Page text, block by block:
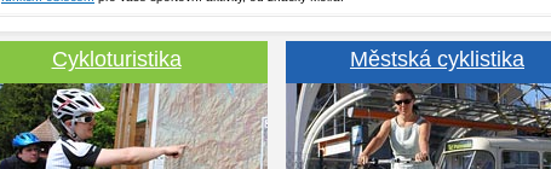
Cykloturistika Městská cyklistika